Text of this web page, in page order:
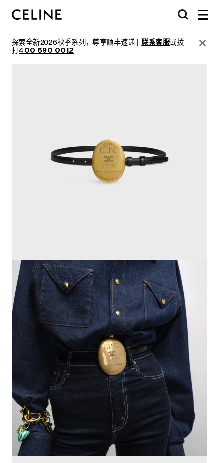
探索全新2026秋季系列，尊享顺丰速递 |联系客服或拨
打400 690 0012